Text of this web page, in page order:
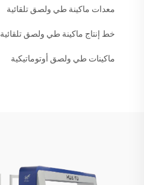
معدات ماكينة طي ولصق تلقائية
خط إنتاج ماكينة طي ولصق تلقائية
ماكينات طي ولصق أوتوماتيكية